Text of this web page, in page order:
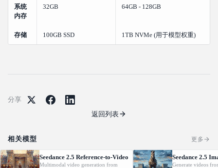
系统
内存
32GB 64GB - 128GB
存储 100GB SSD 1TB NVMe (用于模型权重)
分享
返回列表
相关模型 更多
Seedance 2.5 Reference-to-Video
Multimodal video generation from
Seedance 2.5
Generate videos